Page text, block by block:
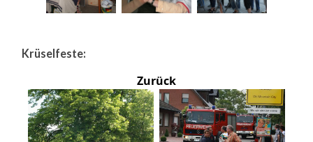
Krüselfeste:
Zurück